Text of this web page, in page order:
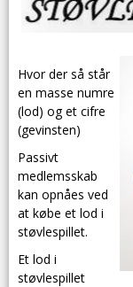
Hvor der så står
en masse numre
(lod) og et cifre
(gevinsten)
Passivt
medlemsskab
kan opnåes ved
at købe et lod i
støvlespillet.
Et lod i
støvlespillet